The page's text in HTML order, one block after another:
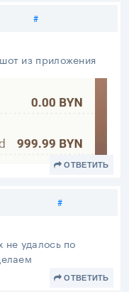
#Поделиться
из приложения
ОТВЕТИТЬ
#Поделиться
удалось по
ОТВЕТИТЬ